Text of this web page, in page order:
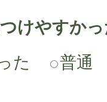
けやすか
た
普通